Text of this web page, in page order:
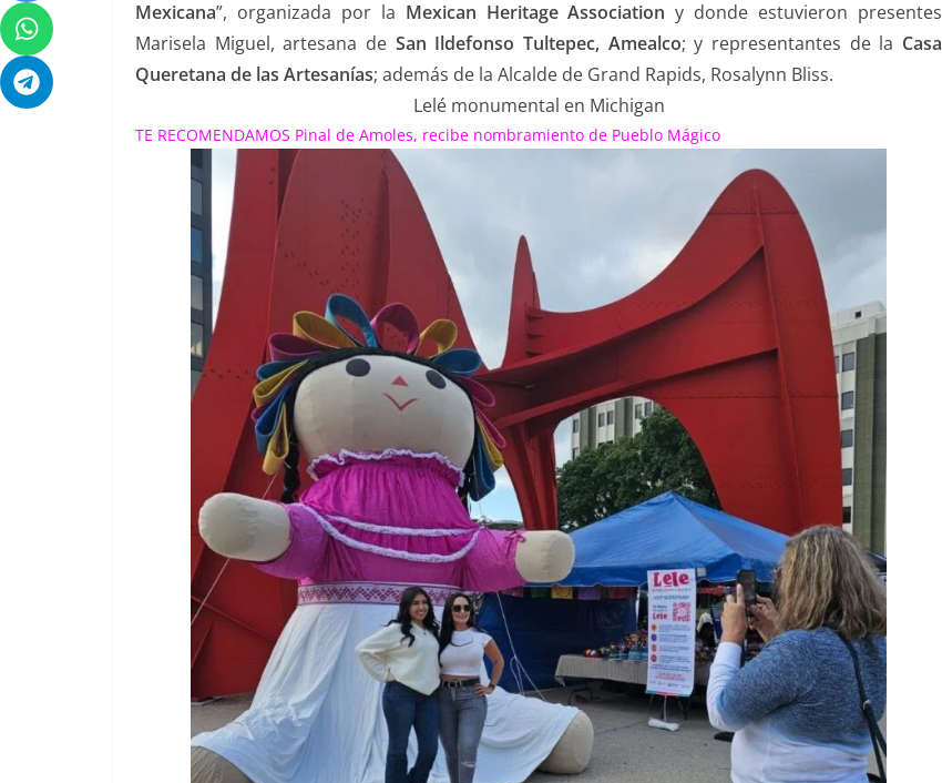
Mexicana”, organizada por la Mexican Heritage Association y donde estuvieron presentes
Marisela Miguel, artesana de San Ildefonso Tultepec, Amealco; y representantes de la Casa
Queretana de las Artesanías; además de la Alcalde de Grand Rapids, Rosalynn Bliss.
Lelé monumental en Michigan
TE RECOMENDAMOS Pinal de Amoles, recibe nombramiento de Pueblo Mágico